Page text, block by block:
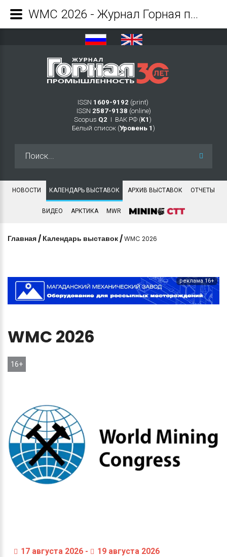
ISSN 1609-9192 (print)
ISSN 2587-9138 (online)
Scopus Q2 Ι ВАК РФ (K1 )
Белый список (Уровень 1 )
НОВОСТИ КАЛЕНДАРЬ ВЫСТАВОК АРХИВ ВЫСТАВОК ОТЧЕТЫ
ВИДЕО АРКТИКА MWR
Главная / Календарь выставок /WMC 2026
реклама 16+
WMC 2026
16+
17 августа 2026 -
19 августа 2026
WMC 2026 - Журнал Горная промышленность